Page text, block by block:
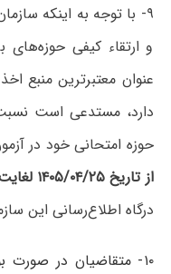
۹- با توجه به اینکه
و ارتقاء کیفی حوزه‌های
عنوان معتبرترین منبع
دارد، مستدعی است
حوزه امتحانی خود در
از تاریخ ۱۴۰۵/۰۴/۲۵ لغایت ۱۴۰۵/۰۵/۰۱
درگاه اطلاع‌رسانی این
۱۰- متقاضیان در صورت